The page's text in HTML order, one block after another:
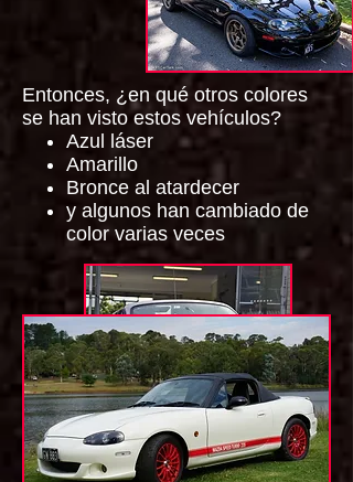
Entonces, ¿en qué otros colores
se han visto estos vehículos?
Azul láser
Amarillo
Bronce al atardecer
y algunos han cambiado de
color varias veces